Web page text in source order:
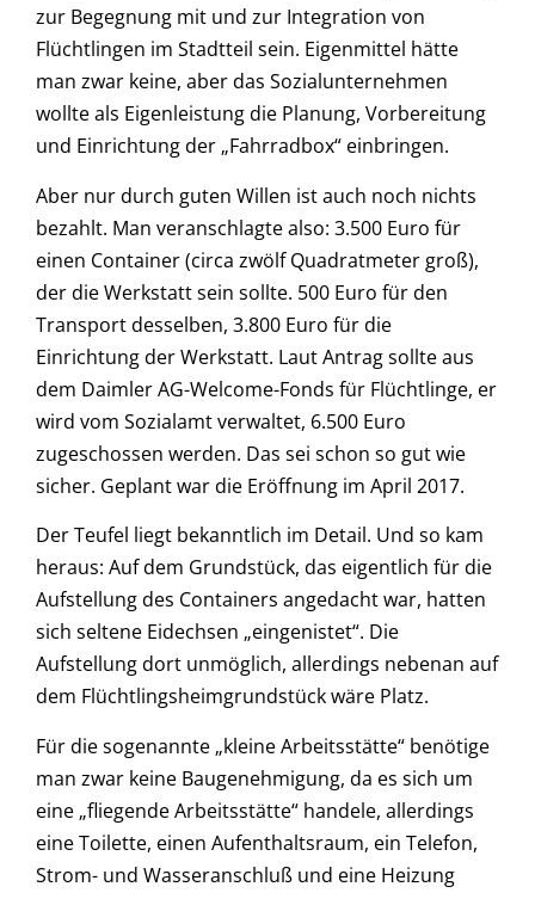
zur Begegnung mit und zur Integration von
Flüchtlingen im Stadtteil sein. Eigenmittel hätte
man zwar keine, aber das Sozialunternehmen
wollte als Eigenleistung die Planung, Vorbereitung
und Einrichtung der „Fahrradbox“ einbringen.
Aber nur durch guten Willen ist auch noch nichts
bezahlt. Man veranschlagte also: 3.500 Euro für
einen Container (circa zwölf Quadratmeter groß),
der die Werkstatt sein sollte. 500 Euro für den
Transport desselben, 3.800 Euro für die
Einrichtung der Werkstatt. Laut Antrag sollte aus
dem Daimler AG-Welcome-Fonds für Flüchtlinge, er
wird vom Sozialamt verwaltet, 6.500 Euro
zugeschossen werden. Das sei schon so gut wie
sicher. Geplant war die Eröffnung im April 2017.
Der Teufel liegt bekanntlich im Detail. Und so kam
heraus: Auf dem Grundstück, das eigentlich für die
Aufstellung des Containers angedacht war, hatten
sich seltene Eidechsen „eingenistet“. Die
Aufstellung dort unmöglich, allerdings nebenan auf
dem Flüchtlingsheimgrundstück wäre Platz.
Für die sogenannte „kleine Arbeitsstätte“ benötige
man zwar keine Baugenehmigung, da es sich um
eine „fliegende Arbeitsstätte“ handele, allerdings
eine Toilette, einen Aufenthaltsraum, ein Telefon,
Strom- und Wasseranschluß und eine Heizung